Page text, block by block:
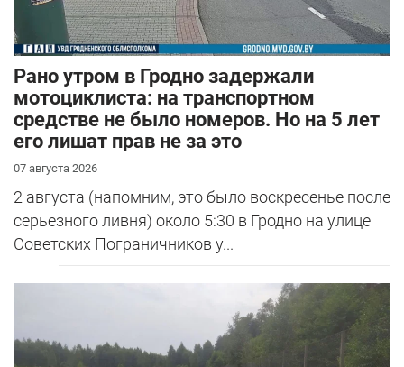
Рано утром в Гродно задержали
мотоциклиста: на транспортном
средстве не было номеров. Но на 5 лет
его лишат прав не за это
07 августа 2026
2 августа (напомним, это было воскресенье после
серьезного ливня) около 5:30 в Гродно на улице
Советских Пограничников у...